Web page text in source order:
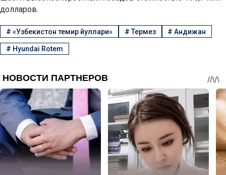
долларов.
# «Узбекистон темир йуллари» #Термез #Андижан
# Hyundai Rotem